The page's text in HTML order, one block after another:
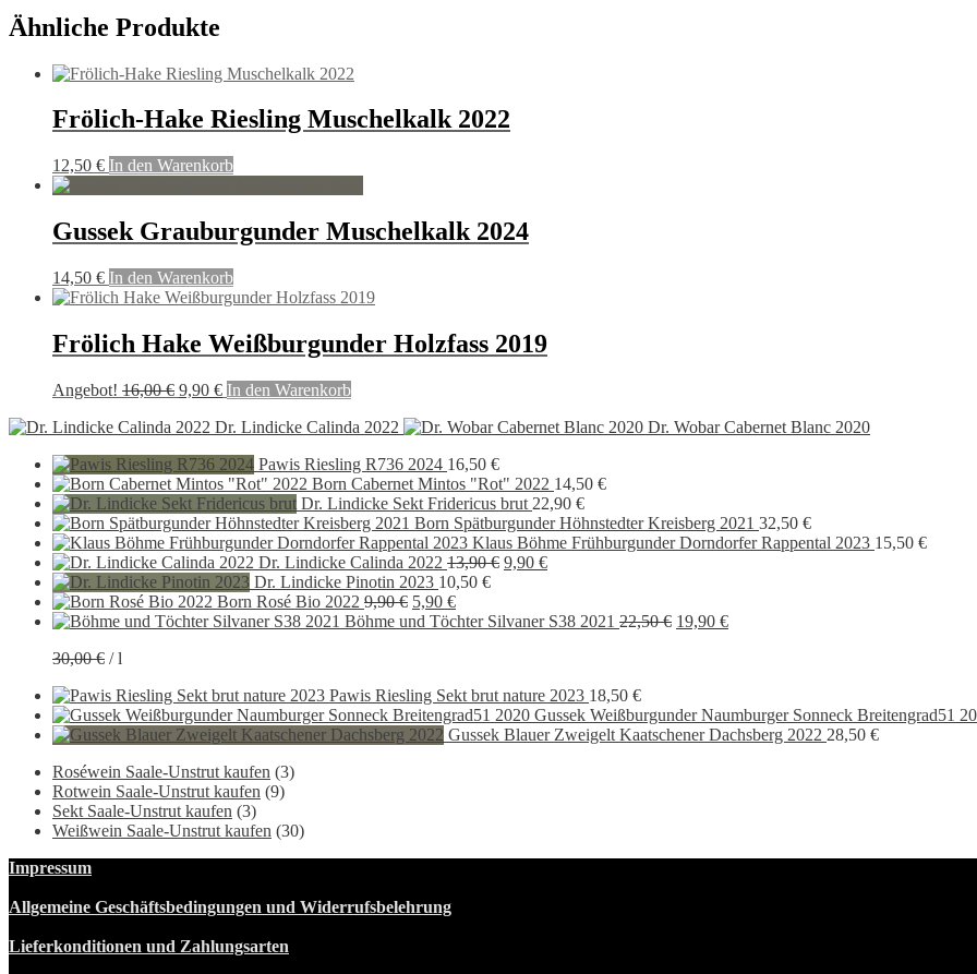
Ähnliche Produkte
Frölich-Hake Riesling Muschelkalk 2022
12,50 € In den Warenkorb
Gussek Grauburgunder Muschelkalk 2024
14,50 € In den Warenkorb
Frölich Hake Weißburgunder Holzfass 2019
Angebot! 16,00€ Ursprünglicher
war:
9,90 €Aktueller
ist:
In den Warenkorb
Dr. Lindicke Calinda 2022
Dr. Wobar Cabernet Blanc 2020
Pawis Riesling R736 2024 16,50 €
Born Cabernet Mintos "Rot" 2022 14,50 €
Dr. Lindicke Sekt Fridericus brut 22,90 €
Born Spätburgunder Höhnstedter Kreisberg 2021 32,50 €
Klaus Böhme Frühburgunder Dorndorfer Rappental 2023 15,50 €
Dr. Lindicke Calinda 2022 13,90€ Ursprünglicher
13,90 €
9,90 €Aktueller
9,90 €.
Dr. Lindicke Pinotin 2023 10,50 €
Born Rosé Bio 2022 9,90€ Ursprünglicher
Preis
5,90 €Aktueller
Preis
Böhme und Töchter Silvaner S38 2021 22,50€ Ursprünglicher
19,90 €Aktueller
30,00€ /l
Pawis Riesling Sekt brut nature 2023 18,50 €
Gussek Weißburgunder Naumburger Sonneck Breitengrad51
Gussek Blauer Zweigelt Kaatschener Dachsberg 2022 28,50 €
Roséwein Saale-Unstrut kaufen (3)
Rotwein Saale-Unstrut kaufen (9)
Sekt Saale-Unstrut kaufen (3)
Weißwein Saale-Unstrut kaufen (30)
Impressum
Allgemeine Geschäftsbedingungen und Widerrufsbelehrung
Lieferkonditionen und Zahlungsarten